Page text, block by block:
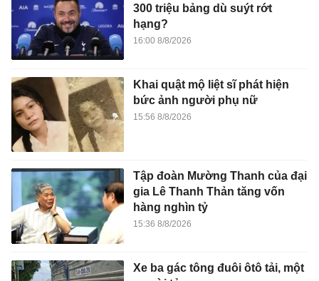
300 triệu bảng dù suýt rớt
hạng?
16:00 8/8/2026
Khai quật mộ liệt sĩ phát hiện
bức ảnh người phụ nữ
15:56 8/8/2026
Tập đoàn Mường Thanh của đại
gia Lê Thanh Thản tăng vốn
hàng nghìn tỷ
15:36 8/8/2026
Xe ba gác tông đuôi ôtô tải, một